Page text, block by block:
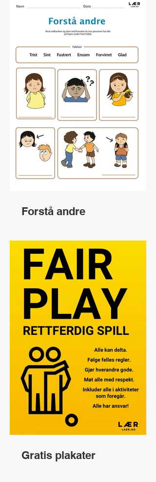
Forstå andre
Gratis plakater